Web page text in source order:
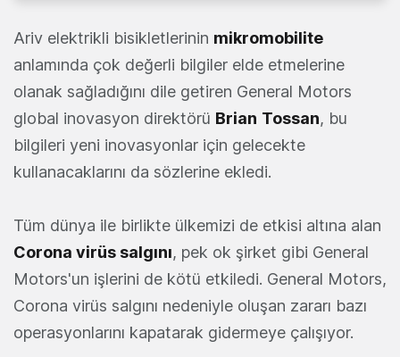
Ariv elektrikli bisikletlerinin mikromobilite
anlamında çok değerli bilgiler elde etmelerine
olanak sağladığını dile getiren General Motors
global inovasyon direktörü Brian Tossan, bu
bilgileri yeni inovasyonlar için gelecekte
kullanacaklarını da sözlerine ekledi.
Tüm dünya ile birlikte ülkemizi de etkisi altına alan
Corona virüs salgını, pek ok şirket gibi General
Motors'un işlerini de kötü etkiledi. General Motors,
Corona virüs salgını nedeniyle oluşan zararı bazı
operasyonlarını kapatarak gidermeye çalışıyor.